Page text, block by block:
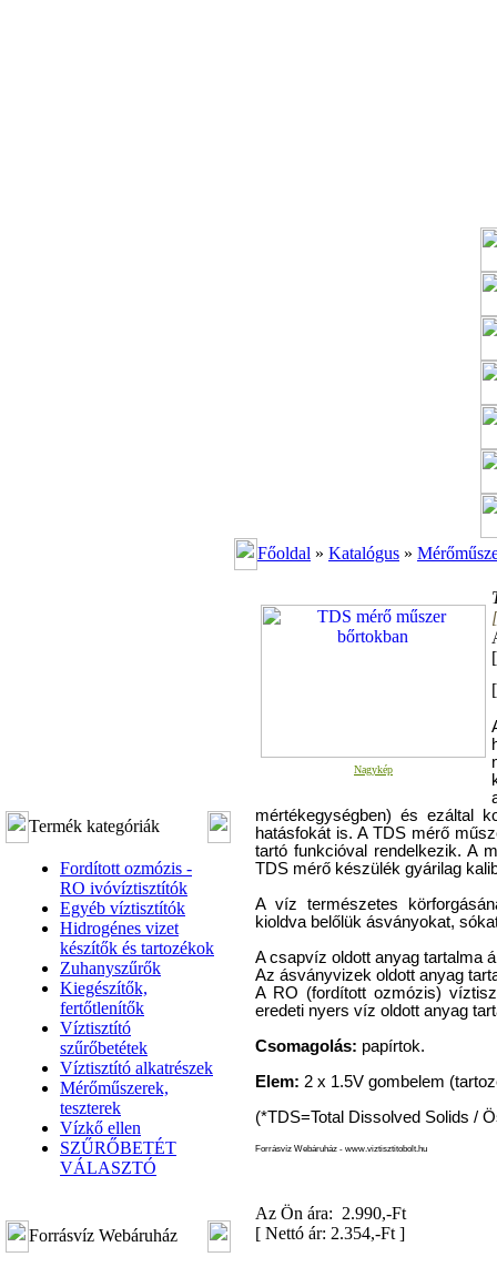
Termék kategóriák
Fordított ozmózis -
RO ivóvíztisztítók
Egyéb víztisztítók
Hidrogénes vizet
készítők és tartozékok
Zuhanyszűrők
Kiegészítők,
fertőtlenítők
Víztisztító
szűrőbetétek
Víztisztító alkatrészek
Mérőműszerek,
teszterek
Vízkő ellen
SZŰRŐBETÉT
VÁLASZTÓ
Forrásvíz Webáruház
Főoldal » Katalógus »
Nagykép
[
mértékegységben) és ezáltal
hatásfokát is. A TDS mérő
tartó funkcióval rendelkezik. A
TDS mérő készülék gyárilag
A víz természetes
kioldva belőlük ásványokat,
A csapvíz oldott anyag tartalma
Az ásványvizek oldott anyag
A RO (fordított ozmózis)
eredeti nyers víz oldott anyag
Csomagolás: papírtok.
Elem: 2 x 1.5V gombelem
(*TDS=Total Dissolved Solids /
Forrásvíz Webáruház - www.viztisztitobolt.hu
Az Ön ára: 2.990,-Ft
[ Nettó ár: 2.354,-Ft ]